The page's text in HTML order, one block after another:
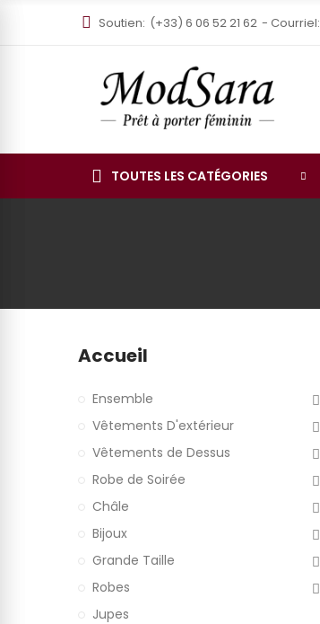
Soutien: (+33) 6 06 52 21 62 - Courriel:
TOUTES LES CATÉGORIES
Accueil
Ensemble
Vêtements D'extérieur
Vêtements de Dessus
Robe de Soirée
Châle
Bijoux
Grande Taille
Robes
Jupes